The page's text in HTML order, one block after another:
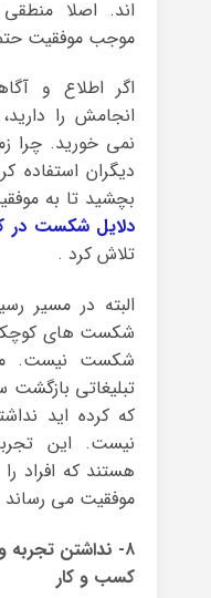
اند. اصلا
موجب موفقیت
اگر اطلاع و
انجامش را
نمی خورید. چرا
دیگران استفاده
بچشید تا به
دلایل شکست در
تلاش کرد .
البته در مسیر
شکست های کوچکی
شکست نیست.
تبلیغاتی
که کرده اید
نیست. این
هستند که افراد
موفقیت می رساند
۸- نداشتن تجربه
کسب و کار